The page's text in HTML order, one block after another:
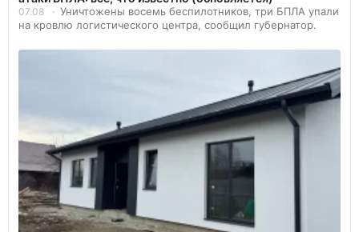
07.08
Уничтожены восемь беспилотников, три БПЛА упали
на кровлю логистического центра, сообщил губернатор.